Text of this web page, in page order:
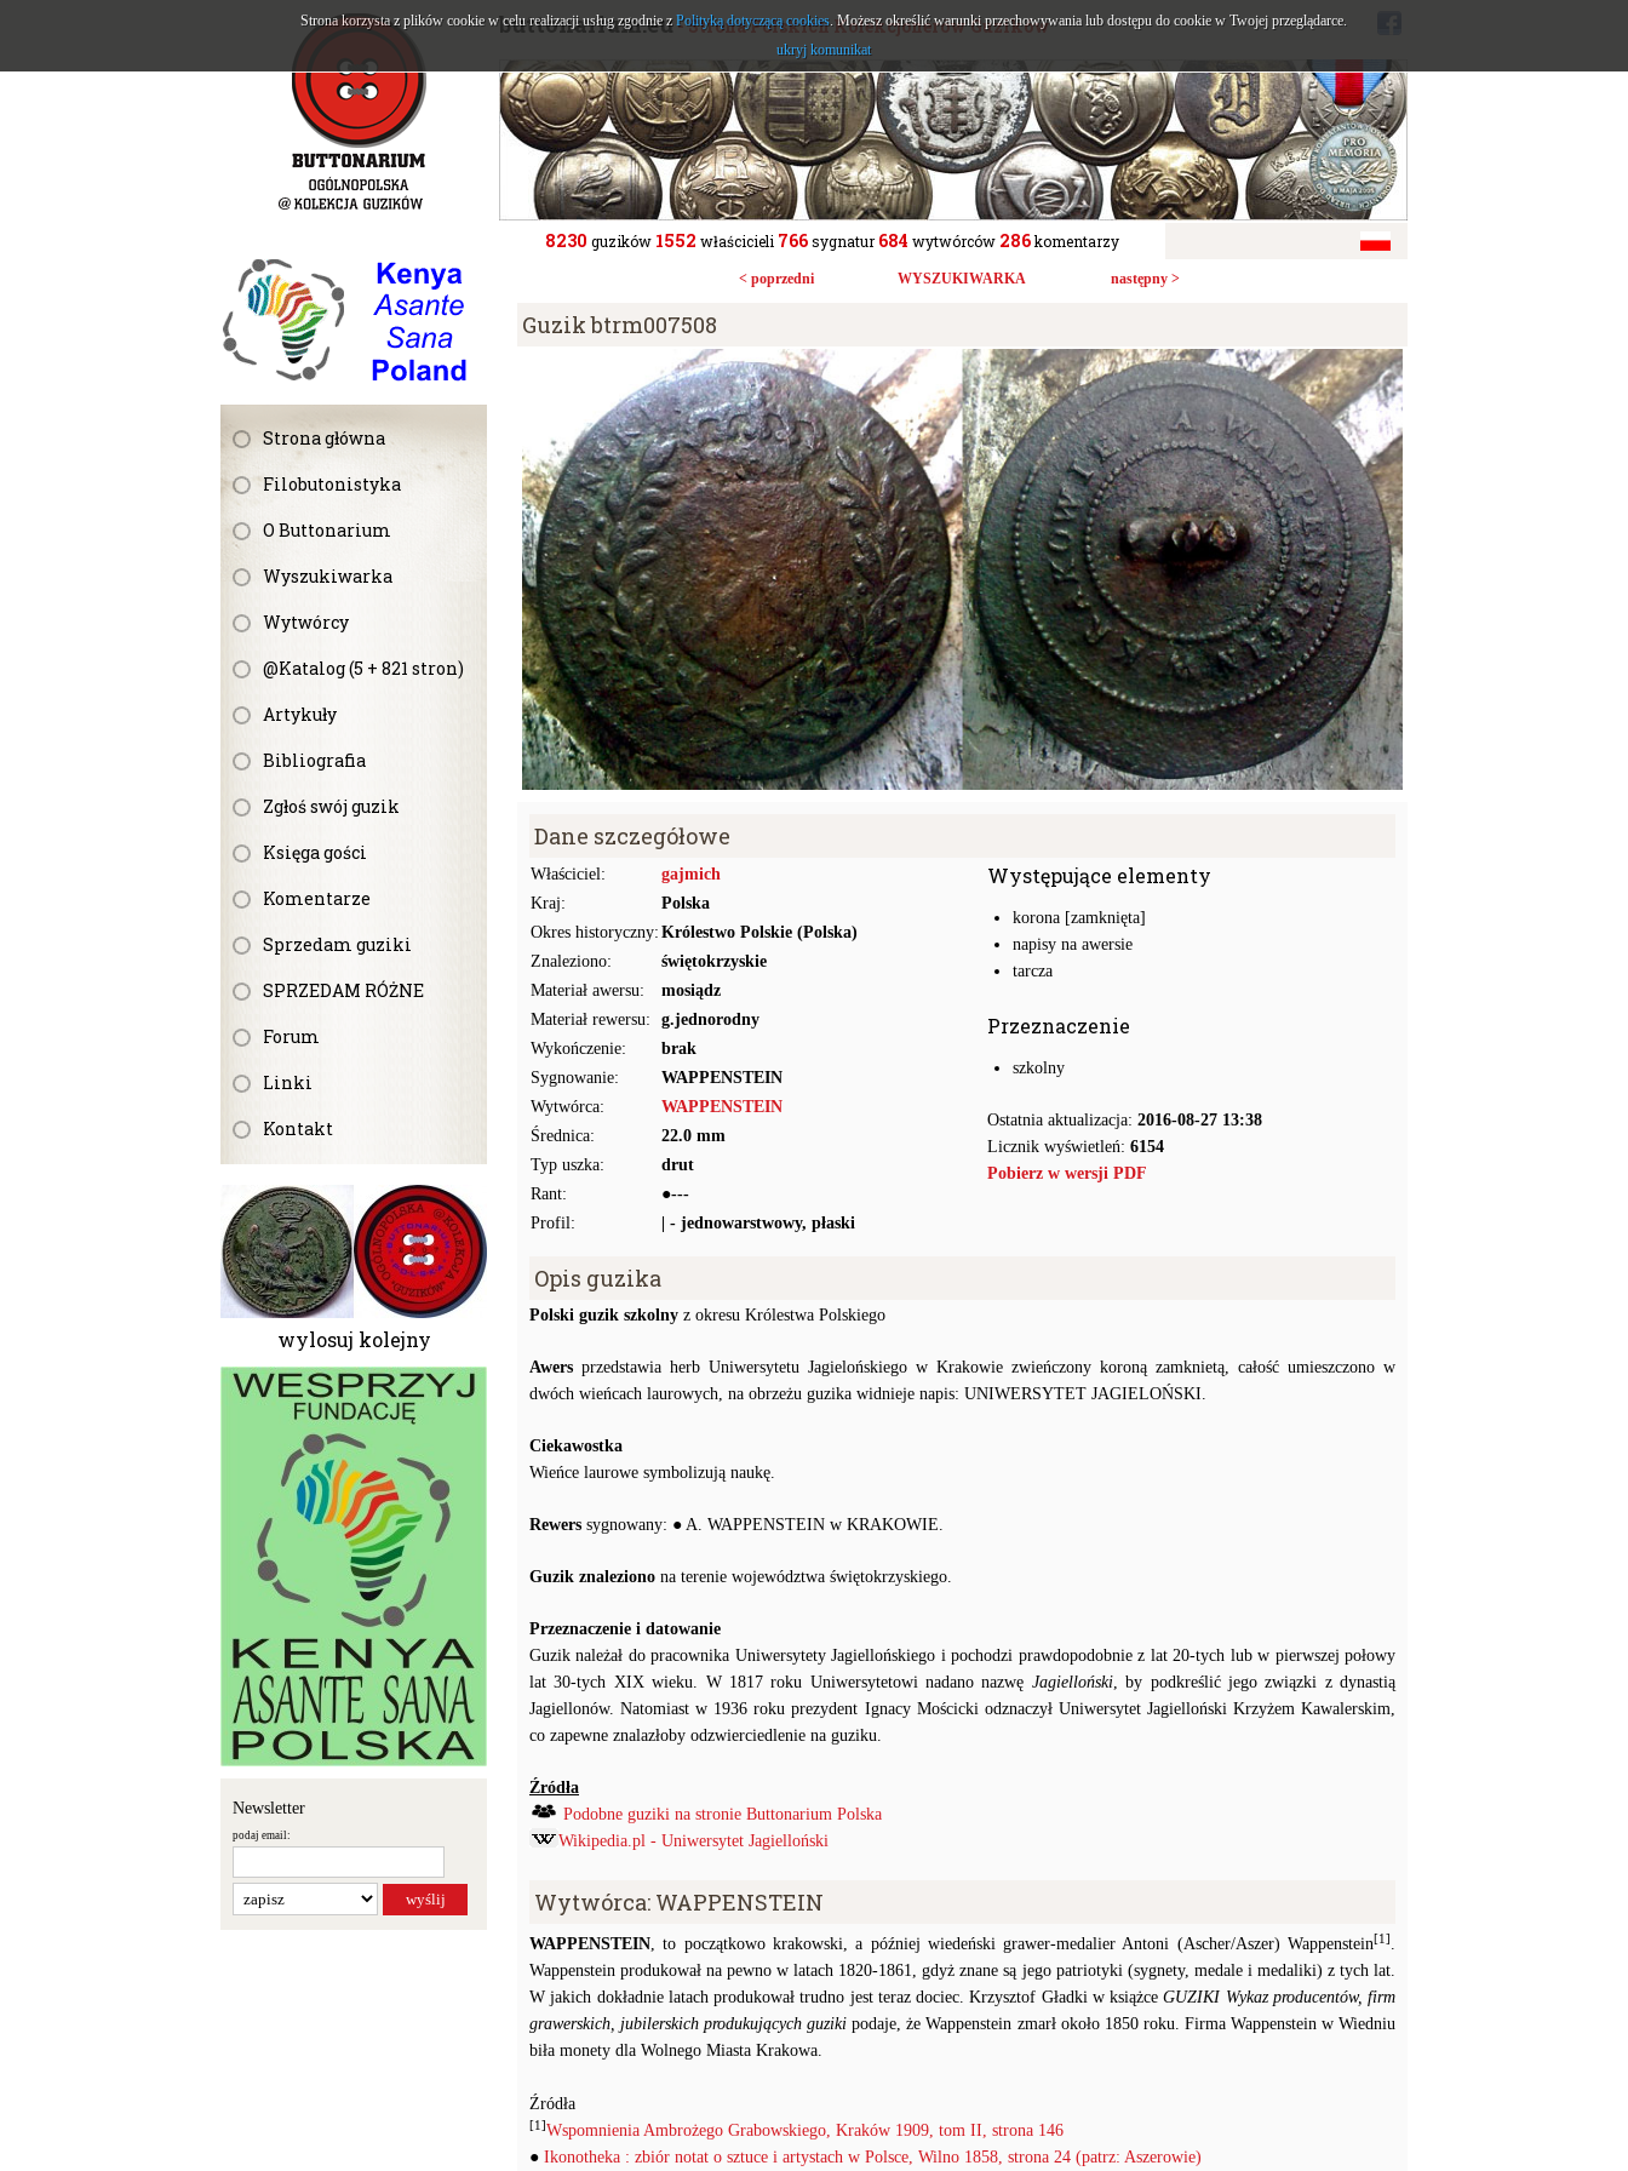
Strona główna
Filobutonistyka
O Buttonarium
Wyszukiwarka
Wytwórcy
@Katalog (5 + 821 stron)
Artykuły
Bibliografia
Zgłoś swój guzik
Księga gości
Komentarze
Sprzedam guziki
SPRZEDAM RÓŻNE
Forum
Linki
Kontakt
wylosuj kolejny
Newsletter
podaj email:
buttonarium.eu- Strona Polskich Kolekcjonerów Guzików
8230 guzików 1552 właścicieli 766sygnatur684 wytwórców 286komentarzy
< poprzedni WYSZUKIWARKA następny >
Guzik btrm007508
Dane szczegółowe
Właściciel:
gajmich
Kraj:
Polska
Okres historyczny: Królestwo Polskie (Polska)
Znaleziono:
świętokrzyskie
Materiał awersu:
mosiądz
Materiał rewersu:
g.jednorodny
Wykończenie:
brak
Sygnowanie:
WAPPENSTEIN
Wytwórca:
WAPPENSTEIN
Średnica:
22.0 mm
Typ uszka:
drut
Rant:
●---
Profil:
| - jednowarstwowy, płaski
Występujące elementy
korona [zamknięta]
napisy na awersie
tarcza
Przeznaczenie
szkolny
Ostatnia aktualizacja: 2016-08-27 13:38
Licznik wyświetleń: 6154
Pobierz w wersji PDF
Opis guzika
Polski guzik szkolny z okresu Królestwa Polskiego
Awers przedstawia herb Uniwersytetu Jagielońskiego w Krakowie zwieńczony koroną zamknietą, całość umieszczono w
dwóch wieńcach laurowych, na obrzeżu guzika widnieje napis: UNIWERSYTET JAGIELOŃSKI.
Ciekawostka
Wieńce laurowe symbolizują naukę.
Rewers sygnowany: ● A. WAPPENSTEIN w KRAKOWIE.
Guzik znaleziono na terenie województwa świętokrzyskiego.
Przeznaczenie i datowanie
Guzik należał do pracownika Uniwersytety Jagiellońskiego i pochodzi prawdopodobnie z lat 20-tych lub w pierwszej połowy
lat 30-tych XIX wieku. W 1817 roku Uniwersytetowi nadano nazwę Jagielloński, by podkreślić jego związki z dynastią
Jagiellonów. Natomiast w 1936 roku prezydent Ignacy Mościcki odznaczył Uniwersytet Jagielloński Krzyżem Kawalerskim,
co zapewne znalazłoby odzwierciedlenie na guziku.
Źródła
Podobne guziki na stronie Buttonarium Polska
Wikipedia.pl - Uniwersytet Jagielloński
Wytwórca: WAPPENSTEIN
WAPPENSTEIN, to początkowo krakowski, a później wiedeński grawer-medalier Antoni (Ascher/Aszer) Wappenstein[1] .
Wappenstein produkował na pewno w latach 1820-1861, gdyż znane są jego patriotyki (sygnety, medale i medaliki) z tych lat.
W jakich dokładnie latach produkował trudno jest teraz dociec. Krzysztof Gładki w książceGUZIKI Wykaz producentów, firm
grawerskich, jubilerskich produkujących guziki podaje, że Wappenstein zmarł około 1850 roku. Firma Wappenstein w Wiedniu
biła monety dla Wolnego Miasta Krakowa.
Źródła
[1]Wspomnienia Ambrożego Grabowskiego, Kraków 1909, tom II, strona 146
● Ikonotheka : zbiór notat o sztuce i artystach w Polsce, Wilno 1858, strona 24 (patrz: Aszerowie)
Strona korzysta z plików cookie w celu realizacji usług zgodnie z Polityką dotyczącą cookies. Możesz określić warunki przechowywania lub dostępu do cookie w Twojej przeglądarce.
ukryj komunikat